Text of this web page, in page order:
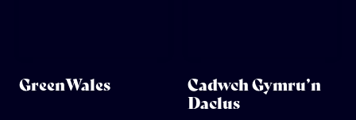
GreenWales
Cadwch Gymru’n
Daclus